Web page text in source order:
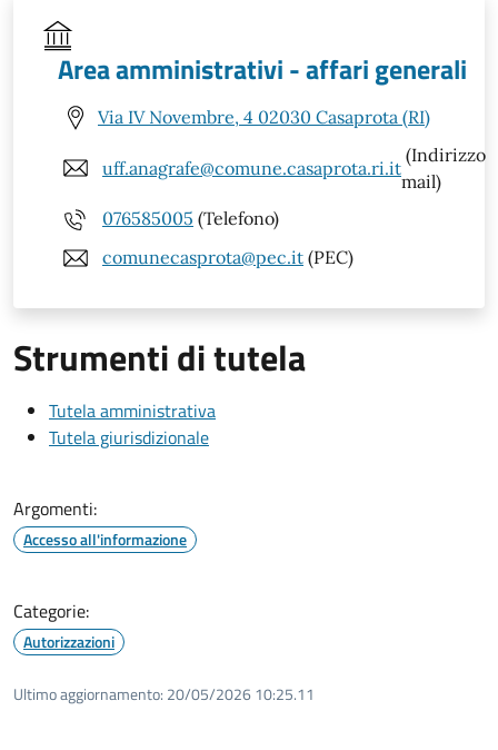
Area amministrativi - affari generali
Via IV Novembre, 4 02030 Casaprota (RI)
uff.anagrafe@comune.casaprota.ri.it
(Indirizzo
mail)
076585005 (Telefono)
comunecasprota@pec.it (PEC)
Strumenti di tutela
Tutela amministrativa
Tutela giurisdizionale
Argomenti:
Accesso all'informazione
Categorie:
Autorizzazioni
Ultimo aggiornamento: 20/05/2026 10:25.11